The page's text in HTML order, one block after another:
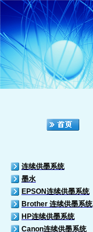
连续供墨系统
墨水
EPSON连续供墨系统
Brother 连续供墨系统
HP连续供墨系统
Canon连续供墨系统